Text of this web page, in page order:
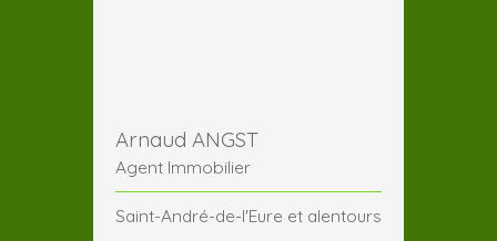
Arnaud ANGST
Agent Immobilier
Saint-André-de-l'Eure et alentours